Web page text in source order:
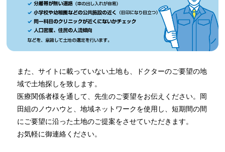
また、サイトに載っていない土地も、ドクターのご要望の地
域で土地探しを致します。
医療関係者様を通して、先生のご要望をお伝えください。岡
田組のノウハウと、地域ネットワークを使用し、短期間の間
にご要望に沿った土地のご提案をさせていただきます。
お気軽に御連絡ください。